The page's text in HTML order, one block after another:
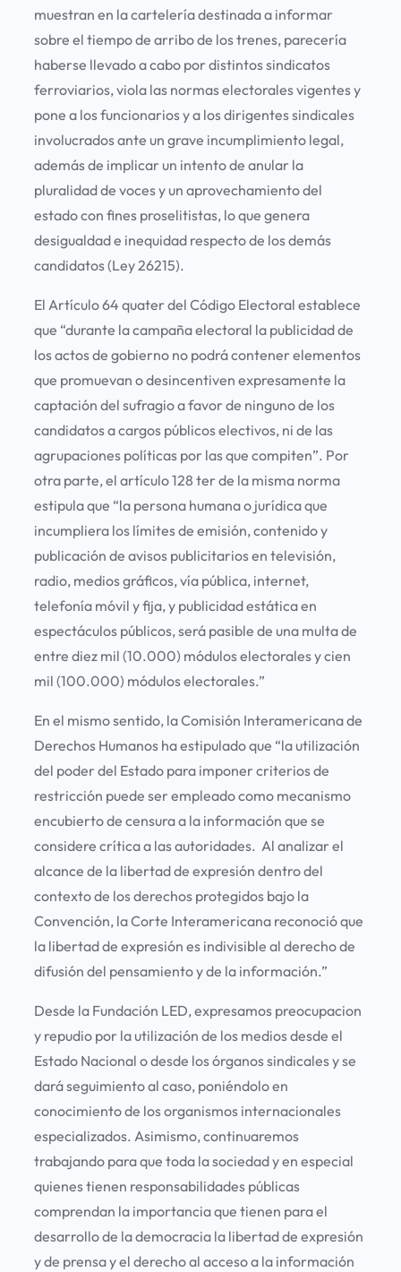
muestran en la cartelería destinada a informar
sobre el tiempo de arribo de los trenes, parecería
haberse llevado a cabo por distintos sindicatos
ferroviarios, viola las normas electorales vigentes y
pone a los funcionarios y a los dirigentes sindicales
involucrados ante un grave incumplimiento legal,
además de implicar un intento de anular la
pluralidad de voces y un aprovechamiento del
estado con fines proselitistas, lo que genera
desigualdad e inequidad respecto de los demás
candidatos (Ley 26215).
El Artículo 64 quater del Código Electoral establece
que “durante la campaña electoral la publicidad de
los actos de gobierno no podrá contener elementos
que promuevan o desincentiven expresamente la
captación del sufragio a favor de ninguno de los
candidatos a cargos públicos electivos, ni de las
agrupaciones políticas por las que compiten”. Por
otra parte, el artículo 128 ter de la misma norma
estipula que “la persona humana o jurídica que
incumpliera los límites de emisión, contenido y
publicación de avisos publicitarios en televisión,
radio, medios gráficos, vía pública, internet,
telefonía móvil y fija, y publicidad estática en
espectáculos públicos, será pasible de una multa de
entre diez mil (10.000) módulos electorales y cien
mil (100.000) módulos electorales.”
En el mismo sentido, la Comisión Interamericana de
Derechos Humanos ha estipulado que “la utilización
del poder del Estado para imponer criterios de
restricción puede ser empleado como mecanismo
encubierto de censura a la información que se
considere crítica a las autoridades. Al analizar el
alcance de la libertad de expresión dentro del
contexto de los derechos protegidos bajo la
Convención, la Corte Interamericana reconoció que
la libertad de expresión es indivisible al derecho de
difusión del pensamiento y de la información.”
Desde la Fundación LED, expresamos preocupacion
y repudio por la utilización de los medios desde el
Estado Nacional o desde los órganos sindicales y se
dará seguimiento al caso, poniéndolo en
conocimiento de los organismos internacionales
especializados. Asimismo, continuaremos
trabajando para que toda la sociedad y en especial
quienes tienen responsabilidades públicas
comprendan la importancia que tienen para el
desarrollo de la democracia la libertad de expresión
y de prensa y el derecho al acceso a la información